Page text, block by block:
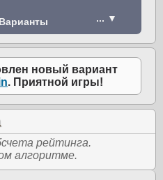
Варианты ... ▼
новый вариант
. Приятной игры!
рейтинга.
алгоритме.